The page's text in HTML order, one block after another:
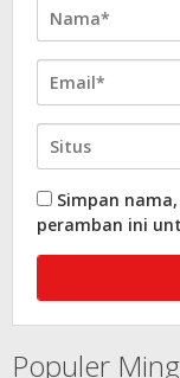
Simpan
peramban ini
Populer